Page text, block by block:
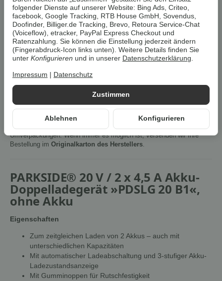
Cookies erlauben
Artikelnummer: 4054599122229Z1
HAN: 100398025
Kategorie:
Akkus & Ladegeräte
Um die
, vermeiden wir aufwendige
Umverpackungen. Wenn immer es möglich ist, versenden wir Ihre
Bestellung im Originalkarton des Herstellers.
PARKSIDE® 20 V / 2 x 4,5 A Akku-
Doppelladegerät »PDSLG 20 B1«,
ohne Akku
Eigenschaften
Zum zeitgleichen Laden von 2 Akkus – auch mit
unterschiedlichen Kapazitäten
Mit automatischer Ladeabschaltung und 3-stufiger Akku-
Ladezustandsanzeige
Mit Gumminoppen für Rutschfestigkeit
Zustimmen
Ablehnen Konfigurieren
folgender Dienste auf unserer Website: Bing Ads, Criteo,
facebook, Google Tracking, RTB House GmbH, Sovendus,
Doofinder, Billiger.de Tracking, Brevo, Retoura Service-Chat
(Voiceflow), etracker, PayPal Express Checkout und
Ratenzahlung. Sie können die Einstellung jederzeit ändern
(Fingerabdruck-Icon links unten). Weitere Details finden Sie
unter Konfigurieren und in unserer Datenschutzerklärung
Impressum Datenschutz